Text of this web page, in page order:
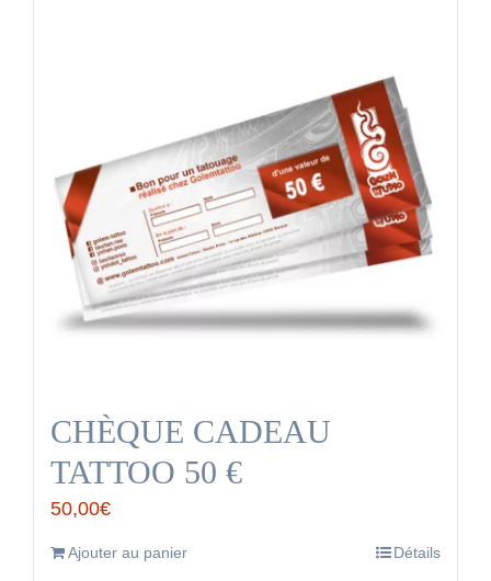
CHÈQUE CADEAU
TATTOO 50 €
50,00€
Ajouter au panier Détails